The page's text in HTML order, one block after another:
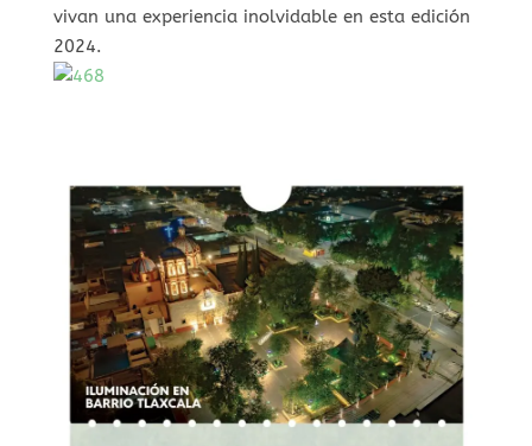
vivan una experiencia inolvidable en esta edición
2024.